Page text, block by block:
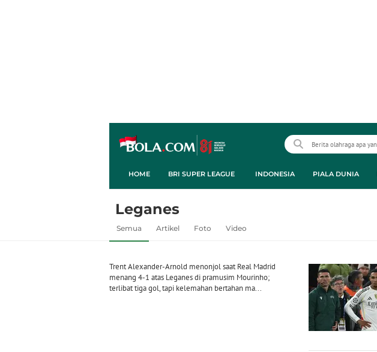
HOME BRI SUPER LEAGUE INDONESIA PIALA DUNIA
Leganes
Semua Artikel Foto Video
Trent Alexander-Arnold menonjol saat Real Madrid
menang 4-1 atas Leganes di pramusim Mourinho;
terlibat tiga gol, tapi kelemahan bertahan ma...